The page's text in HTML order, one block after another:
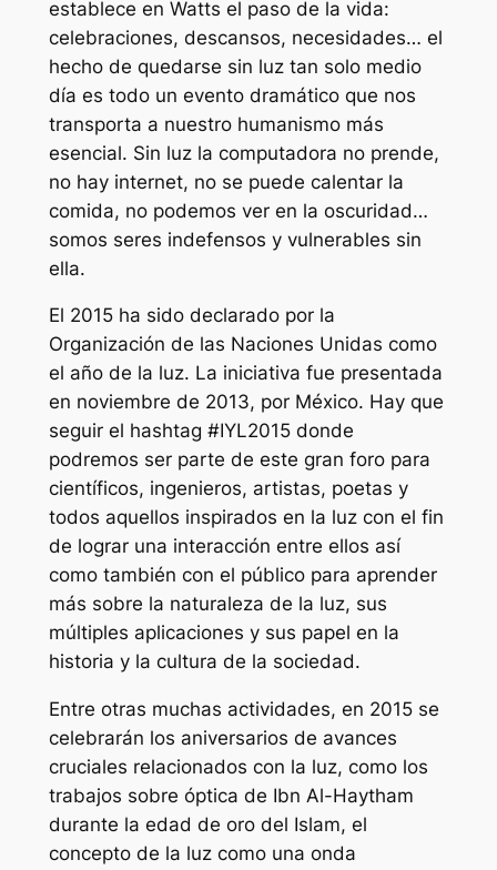
establece en Watts el paso de la vida:
celebraciones, descansos, necesidades… el
hecho de quedarse sin luz tan solo medio
día es todo un evento dramático que nos
transporta a nuestro humanismo más
esencial. Sin luz la computadora no prende,
no hay internet, no se puede calentar la
comida, no podemos ver en la oscuridad…
somos seres indefensos y vulnerables sin
ella.
El 2015 ha sido declarado por la
Organización de las Naciones Unidas como
el año de la luz. La iniciativa fue presentada
en noviembre de 2013, por México. Hay que
seguir el hashtag #IYL2015 donde
podremos ser parte de este gran foro para
científicos, ingenieros, artistas, poetas y
todos aquellos inspirados en la luz con el fin
de lograr una interacción entre ellos así
como también con el público para aprender
más sobre la naturaleza de la luz, sus
múltiples aplicaciones y sus papel en la
historia y la cultura de la sociedad.
Entre otras muchas actividades, en 2015 se
celebrarán los aniversarios de avances
cruciales relacionados con la luz, como los
trabajos sobre óptica de Ibn Al-Haytham
durante la edad de oro del Islam, el
concepto de la luz como una onda